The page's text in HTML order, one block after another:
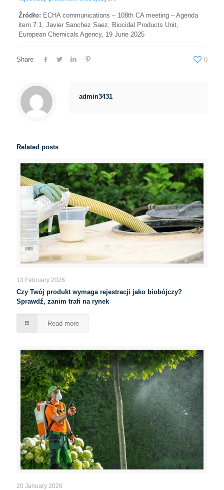
Źródło: ECHA communications – 108th CA meeting – Agenda
item 7.1, Javier Sanchez Saez, Biocidal Products Unit,
European Chemicals Agency, 19 June 2025
Share 0
admin3431
Related posts
13 February 2026
Czy Twój produkt wymaga rejestracji jako biobójczy?
Sprawdź, zanim trafi na rynek
Read more
20 January 2026